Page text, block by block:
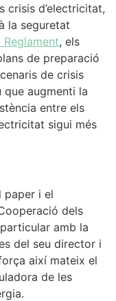
crisis d’electricitat,
la seguretat
Reglament, els
de preparació
de crisis
que augmenti la
entre els
sigui més
paper i el
dels
particular amb la
del seu director i
així mateix el
de les